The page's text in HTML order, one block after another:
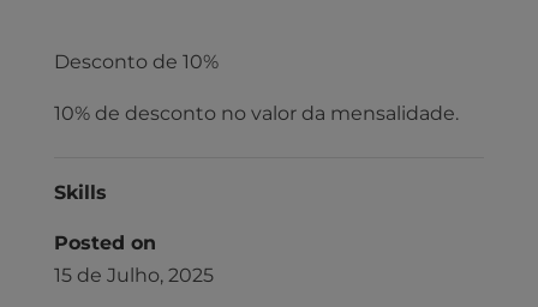
Desconto de 10%
10% de desconto no valor da mensalidade.
Skills
Posted on
15 de Julho, 2025